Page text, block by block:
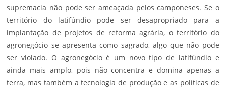
supremacia não pode ser ameaçada pelos camponeses. Se o
território do latifúndio pode ser desapropriado para a
implantação de projetos de reforma agrária, o território do
agronegócio se apresenta como sagrado, algo que não pode
ser violado. O agronegócio é um novo tipo de latifúndio e
ainda mais amplo, pois não concentra e domina apenas a
terra, mas também a tecnologia de produção e as políticas de